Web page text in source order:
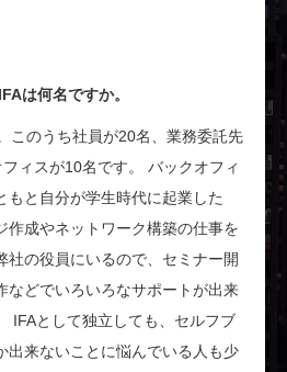
は何名ですか。
このうち社員が20名、業務委託先
ィスが10名です。 バックオフィ
もと自分が学生時代に起業した
作成やネットワーク構築の仕事を
社の役員にいるので、セミナー開
などでいろいろなサポートが出来
IFAとして独立しても、セルフブ
出来ないことに悩んでいる人も少